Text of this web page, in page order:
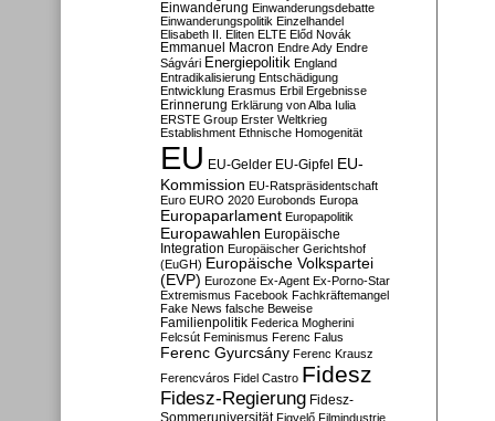
Einwanderung Einwanderungsdebatte
Einwanderungspolitik Einzelhandel
Elisabeth II. Eliten ELTE Előd Novák
Emmanuel Macron Endre Ady Endre
Ságvári Energiepolitik England
Entradikalisierung Entschädigung
Entwicklung Erasmus Erbil Ergebnisse
Erinnerung Erklärung von Alba Iulia
ERSTE Group Erster Weltkrieg
Establishment Ethnische Homogenität
EU EU-Gelder EU-Gipfel EU-
Kommission EU-Ratspräsidentschaft
Euro EURO 2020 Eurobonds Europa
Europaparlament Europapolitik
Europawahlen Europäische
Integration Europäischer Gerichtshof
(EuGH) Europäische Volkspartei
(EVP) Eurozone Ex-Agent Ex-Porno-Star
Extremismus Facebook Fachkräftemangel
Fake News falsche Beweise
Familienpolitik Federica Mogherini
Felcsút Feminismus Ferenc Falus
Ferenc Gyurcsány Ferenc Krausz
Ferencváros Fidel Castro Fidesz
Fidesz-Regierung Fidesz-
Sommeruniversität Figyelő Filmindustrie